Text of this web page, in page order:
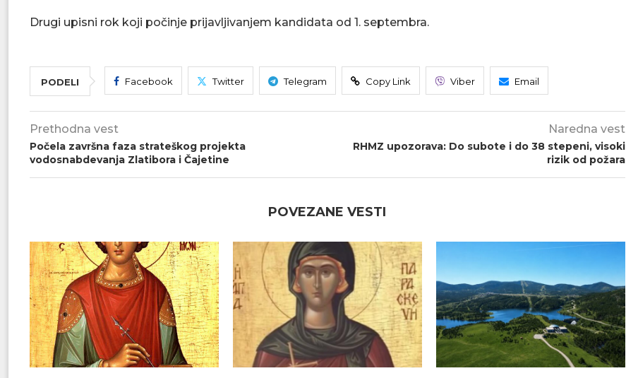
Drugi upisni rok koji počinje prijavljivanjem kandidata od 1. septembra.
PODELI Facebook Twitter Telegram Copy Link Viber Email
Prethodna vest
Počela završna faza strateškog projekta
vodosnabdevanja Zlatibora i Čajetine
Naredna vest
RHMZ upozorava: Do subote i do 38 stepeni, visoki
rizik od požara
POVEZANE VESTI